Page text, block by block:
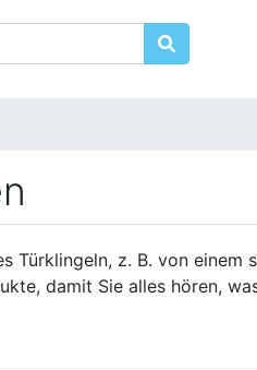
Türklingeln, z. B. von
damit Sie alles hören,